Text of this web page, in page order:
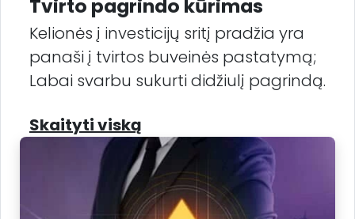
Tvirto pagrindo kūrimas
Kelionės į investicijų sritį pradžia yra
panaši į tvirtos buveinės pastatymą;
Labai svarbu sukurti didžiulį pagrindą.
Skaityti viską